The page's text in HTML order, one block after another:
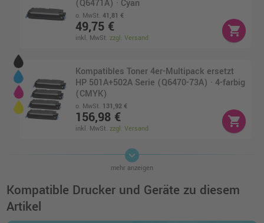
(Q6471A) · Cyan
o. MwSt.41,81 €
49,75 €
inkl. MwSt.zzgl. Versand
shopping_cart
Kompatibles Toner 4er-Multipack ersetzt
HP 501A+502A Serie (Q6470-73A) · 4-farbig
(CMYK)
o. MwSt. 131,92 €
156,98 €
inkl. MwSt.zzgl. Versand
shopping_cart
HP 502A Toner (Q6472A) · Gelb
73,74 €
inkl. MwSt.zzgl. Versand
shopping_cart
keyboard_arrow_down
mehr anzeigen
Kompatible Drucker und Geräte zu diesem
Artikel